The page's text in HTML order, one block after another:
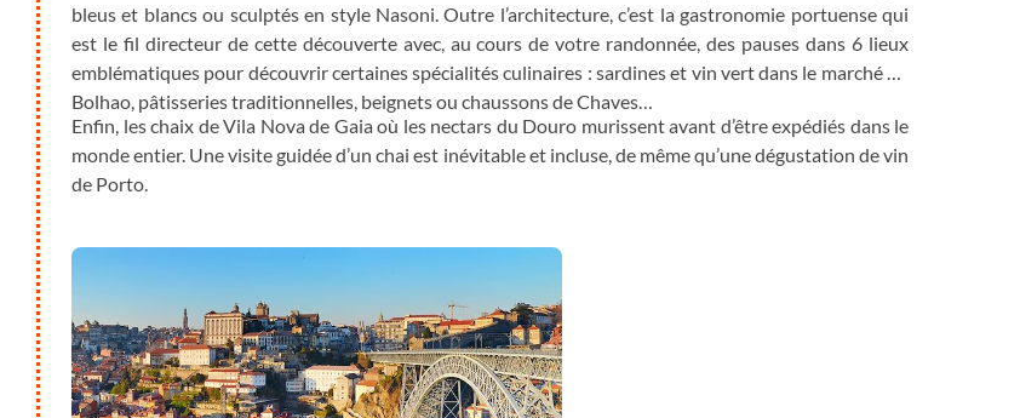
bleus et blancs ou sculptés en style Nasoni. Outre l’architecture, c’est la gastronomie portuense qui
est le fil directeur de cette découverte avec, au cours de votre randonnée, des pauses dans 6 lieux
emblématiques pour découvrir certaines spécialités culinaires : sardines et vin vert dans le marché du
Bolhao, pâtisseries traditionnelles, beignets ou chaussons de Chaves…
Enfin, les chaix de Vila Nova de Gaia où les nectars du Douro murissent avant d’être expédiés dans le
monde entier. Une visite guidée d’un chai est inévitable et incluse, de même qu’une dégustation de vin
de Porto.